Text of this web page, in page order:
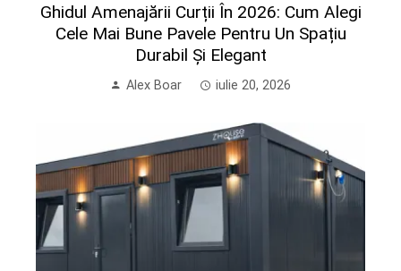
Ghidul Amenajării Curții În 2026: Cum Alegi
Cele Mai Bune Pavele Pentru Un Spațiu
Durabil Și Elegant
Alex Boar iulie 20, 2026